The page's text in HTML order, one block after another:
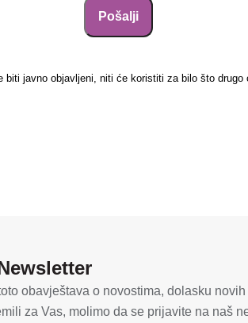
biti javno objavljeni, niti će koristiti za bilo što
obavještava o novostima, dolasku
za Vas, molimo da se prijavite na naš